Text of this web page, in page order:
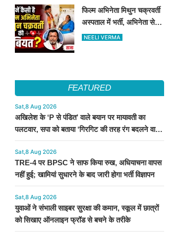
फिल्म अभिनेता मिथुन चक्रवर्ती
अस्पताल में भर्ती, अभिनेता से
मिले CM शुभेंदु अधिकारी
NEELI VERMA
FEATURED
Sat,8 Aug 2026
अखिलेश के ‘P से पंडित’ वाले बयान पर मायावती का
पलटवार, सपा को बताया ‘गिरगिट की तरह रंग बदलने वाली
पार्टी’
Sat,8 Aug 2026
TRE-4 पर BPSC ने साफ किया रुख, अधियाचना वापस
नहीं हुई; खामियां सुधारने के बाद जारी होगा भर्ती विज्ञापन
Sat,8 Aug 2026
युवाओं ने संभाली साइबर सुरक्षा की कमान, स्कूल में छात्रों
को सिखाए ऑनलाइन फ्रॉड से बचने के तरीके